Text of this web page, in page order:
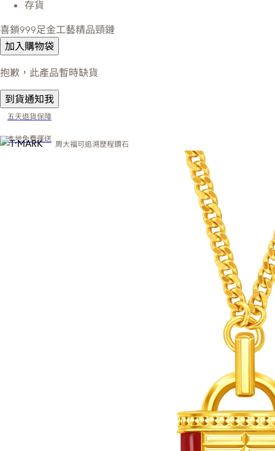
存貨
喜鎖999足金工藝精品頸鏈
加入購物袋
抱歉，此產品暫時缺貨
到貨通知我
五天退貨保障
本地免費運送
周大福可追溯歷程鑽石